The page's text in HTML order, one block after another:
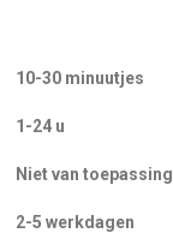
10-30 minuutjes
1-24 u
Niet van toepassing
2-5 werkdagen